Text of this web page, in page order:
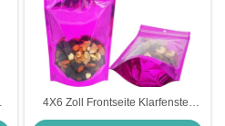
4X6 Zoll Frontseite Klarfenster
Rückseite Folie Lila Farbe Stehen